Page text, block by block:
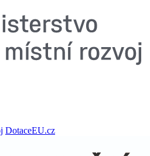
DotaceEU.cz